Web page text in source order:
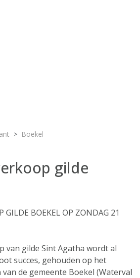
Boekel
gilde
GILDE BOEKEL OP ZONDAG 21
van gilde Sint Agatha wordt al
succes, gehouden op het
de gemeente Boekel (Waterval